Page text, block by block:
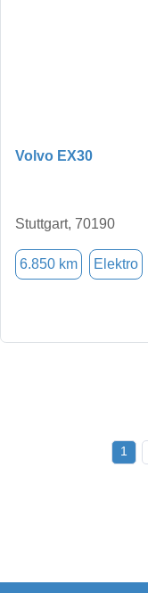
Volvo EX30
Stuttgart, 70190
6.850 km Elektro
1